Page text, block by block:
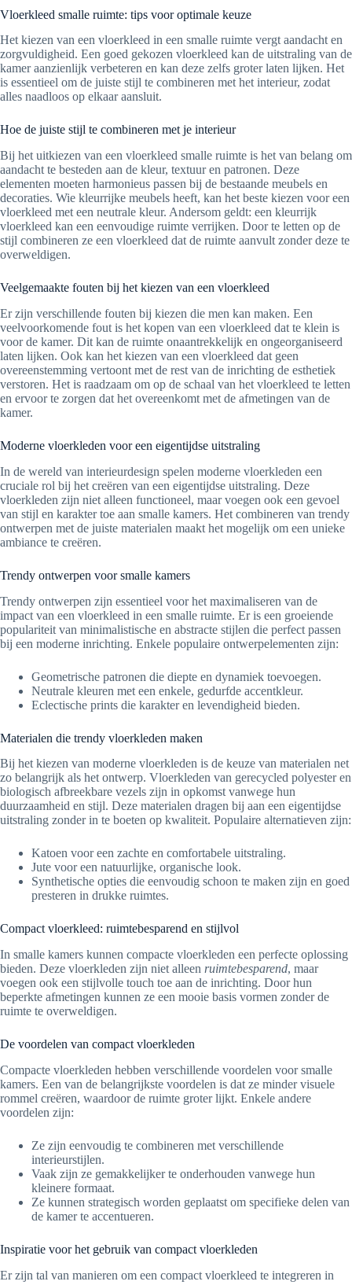
Vloerkleed smalle ruimte: tips voor optimale keuze
Het kiezen van een vloerkleed in een smalle ruimte vergt aandacht en
zorgvuldigheid. Een goed gekozen vloerkleed kan de uitstraling van de
kamer aanzienlijk verbeteren en kan deze zelfs groter laten lijken. Het
is essentieel om de juiste stijl te combineren met het interieur, zodat
alles naadloos op elkaar aansluit.
Hoe de juiste stijl te combineren met je interieur
Bij het uitkiezen van een vloerkleed smalle ruimte is het van belang om
aandacht te besteden aan de kleur, textuur en patronen. Deze
elementen moeten harmonieus passen bij de bestaande meubels en
decoraties. Wie kleurrijke meubels heeft, kan het beste kiezen voor een
vloerkleed met een neutrale kleur. Andersom geldt: een kleurrijk
vloerkleed kan een eenvoudige ruimte verrijken. Door te letten op de
stijl combineren ze een vloerkleed dat de ruimte aanvult zonder deze te
overweldigen.
Veelgemaakte fouten bij het kiezen van een vloerkleed
Er zijn verschillende fouten bij kiezen die men kan maken. Een
veelvoorkomende fout is het kopen van een vloerkleed dat te klein is
voor de kamer. Dit kan de ruimte onaantrekkelijk en ongeorganiseerd
laten lijken. Ook kan het kiezen van een vloerkleed dat geen
overeenstemming vertoont met de rest van de inrichting de esthetiek
verstoren. Het is raadzaam om op de schaal van het vloerkleed te letten
en ervoor te zorgen dat het overeenkomt met de afmetingen van de
kamer.
Moderne vloerkleden voor een eigentijdse uitstraling
In de wereld van interieurdesign spelen moderne vloerkleden een
cruciale rol bij het creëren van een eigentijdse uitstraling. Deze
vloerkleden zijn niet alleen functioneel, maar voegen ook een gevoel
van stijl en karakter toe aan smalle kamers. Het combineren van trendy
ontwerpen met de juiste materialen maakt het mogelijk om een unieke
ambiance te creëren.
Trendy ontwerpen voor smalle kamers
Trendy ontwerpen zijn essentieel voor het maximaliseren van de
impact van een vloerkleed in een smalle ruimte. Er is een groeiende
populariteit van minimalistische en abstracte stijlen die perfect passen
bij een moderne inrichting. Enkele populaire ontwerpelementen zijn:
Geometrische patronen die diepte en dynamiek toevoegen.
Neutrale kleuren met een enkele, gedurfde accentkleur.
Eclectische prints die karakter en levendigheid bieden.
Materialen die trendy vloerkleden maken
Bij het kiezen van moderne vloerkleden is de keuze van materialen net
zo belangrijk als het ontwerp. Vloerkleden van gerecycled polyester en
biologisch afbreekbare vezels zijn in opkomst vanwege hun
duurzaamheid en stijl. Deze materialen dragen bij aan een eigentijdse
uitstraling zonder in te boeten op kwaliteit. Populaire alternatieven zijn:
Katoen voor een zachte en comfortabele uitstraling.
Jute voor een natuurlijke, organische look.
Synthetische opties die eenvoudig schoon te maken zijn en goed
presteren in drukke ruimtes.
Compact vloerkleed: ruimtebesparend en stijlvol
In smalle kamers kunnen compacte vloerkleden een perfecte oplossing
bieden. Deze vloerkleden zijn niet alleen ruimtebesparend, maar
voegen ook een stijlvolle touch toe aan de inrichting. Door hun
beperkte afmetingen kunnen ze een mooie basis vormen zonder de
ruimte te overweldigen.
De voordelen van compact vloerkleden
Compacte vloerkleden hebben verschillende voordelen voor smalle
kamers. Een van de belangrijkste voordelen is dat ze minder visuele
rommel creëren, waardoor de ruimte groter lijkt. Enkele andere
voordelen zijn:
Ze zijn eenvoudig te combineren met verschillende
interieurstijlen.
Vaak zijn ze gemakkelijker te onderhouden vanwege hun
kleinere formaat.
Ze kunnen strategisch worden geplaatst om specifieke delen van
de kamer te accentueren.
Inspiratie voor het gebruik van compact vloerkleden
Er zijn tal van manieren om een compact vloerkleed te integreren in